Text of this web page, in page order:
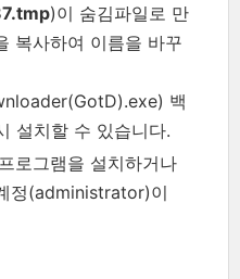
)이 숨김파일로 만
복사하여 이름을 바꾸
백
설치할 수 있습니다.
로그램을 설치하거나
정(administrator)이